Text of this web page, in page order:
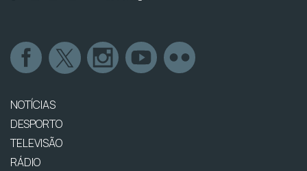
NOTÍCIAS
DESPORTO
TELEVISÃO
RÁDIO